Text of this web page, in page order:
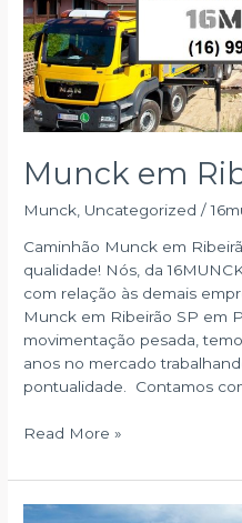
Munck em
Munck Uncategorized /
Caminhão Munck em
qualidade! Nós, da
com relação às demais
Munck em Ribeirão SP em
movimentação pesada,
anos no mercado
pontualidade. Contamos
Munck
Ribeirão
Preto
Read More »